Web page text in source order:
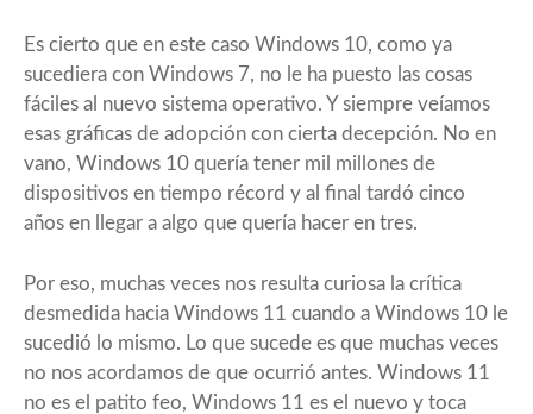
Es cierto que en este caso Windows 10, como ya
sucediera con Windows 7, no le ha puesto las cosas
fáciles al nuevo sistema operativo. Y siempre veíamos
esas gráficas de adopción con cierta decepción. No en
vano, Windows 10 quería tener mil millones de
dispositivos en tiempo récord y al final tardó cinco
años en llegar a algo que quería hacer en tres.
Por eso, muchas veces nos resulta curiosa la crítica
desmedida hacia Windows 11 cuando a Windows 10 le
sucedió lo mismo. Lo que sucede es que muchas veces
no nos acordamos de que ocurrió antes. Windows 11
no es el patito feo, Windows 11 es el nuevo y toca